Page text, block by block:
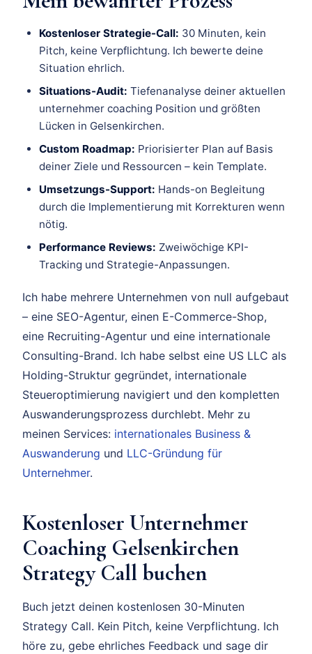
Kostenloser Strategie-Call: 30 Minuten, kein
Pitch, keine Verpflichtung. Ich bewerte deine
Situation ehrlich.
Situations-Audit: Tiefenanalyse deiner aktuellen
unternehmer coaching Position und größten
Lücken in Gelsenkirchen.
Custom Roadmap: Priorisierter Plan auf Basis
deiner Ziele und Ressourcen – kein Template.
Umsetzungs-Support: Hands-on Begleitung
durch die Implementierung mit Korrekturen wenn
nötig.
Performance Reviews: Zweiwöchige KPI-
Tracking und Strategie-Anpassungen.
Ich habe mehrere Unternehmen von null aufgebaut
– eine SEO-Agentur, einen E-Commerce-Shop,
eine Recruiting-Agentur und eine internationale
Consulting-Brand. Ich habe selbst eine US LLC als
Holding-Struktur gegründet, internationale
Steueroptimierung navigiert und den kompletten
Auswanderungsprozess durchlebt. Mehr zu
meinen Services: internationales Business &
Auswanderung und LLC-Gründung für
Unternehmer.
Kostenloser Unternehmer
Coaching Gelsenkirchen
Strategy Call buchen
Buch jetzt deinen kostenlosen 30-Minuten
Strategy Call. Kein Pitch, keine Verpflichtung. Ich
höre zu, gebe ehrliches Feedback und sage dir